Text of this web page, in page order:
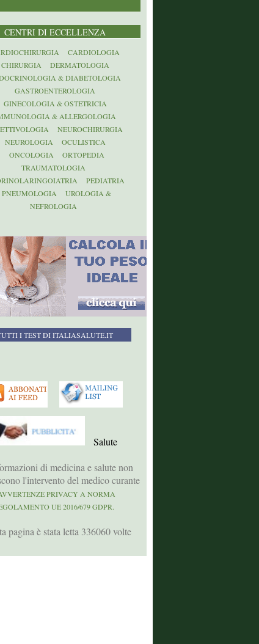
CENTRI DI ECCELLENZA
CARDIOLOGIA
CHIRURGIA
DERMATOLOGIA
& DIABETOLOGIA
GASTROENTEROLOGIA
GINECOLOGIA & OSTETRICIA
& ALLERGOLOGIA
NEUROCHIRURGIA
NEUROLOGIA
OCULISTICA
ONCOLOGIA
ORTOPEDIA
TRAUMATOLOGIA
PEDIATRIA
PNEUMOLOGIA
UROLOGIA &
NEFROLOGIA
I TEST DI ITALIASALUTE.IT
Salute
di medicina e salute non
l'intervento del medico curante
PRIVACY A NORMA
UE 2016/679 GDPR.
pagina è stata letta 336060 volte